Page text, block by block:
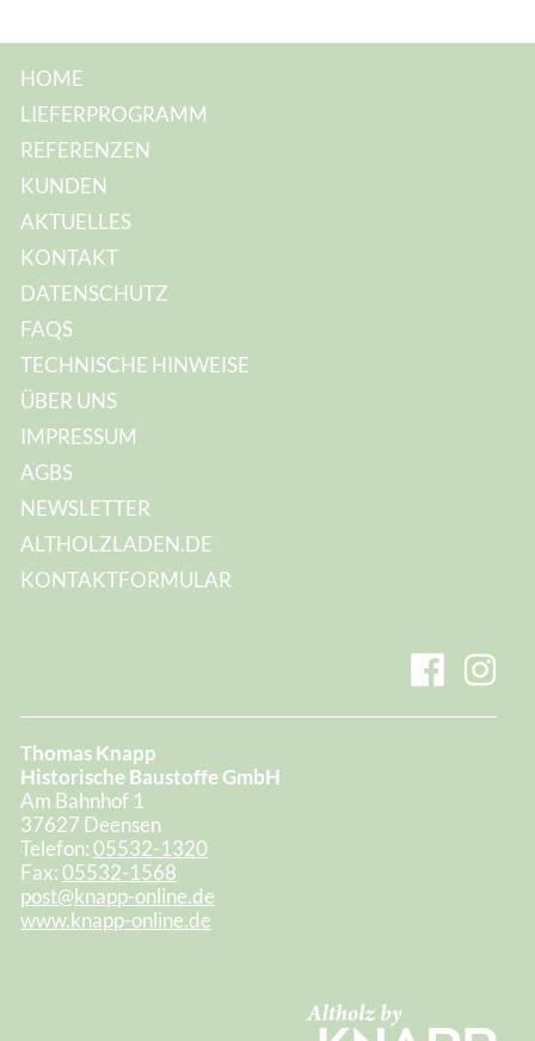
HOME
LIEFERPROGRAMM
REFERENZEN
KUNDEN
AKTUELLES
KONTAKT
DATENSCHUTZ
FAQS
TECHNISCHE HINWEISE
ÜBER UNS
IMPRESSUM
AGBS
NEWSLETTER
ALTHOLZLADEN.DE
KONTAKTFORMULAR
Thomas Knapp
Historische Baustoffe GmbH
Am Bahnhof 1
37627 Deensen
Telefon:05532-1320
Fax:05532-1568
post@knapp-online.de
www.knapp-online.de